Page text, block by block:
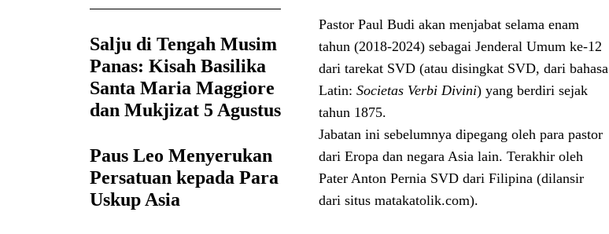
Salju di Tengah Musim
Panas: Kisah Basilika
Santa Maria Maggiore
dan Mukjizat 5 Agustus
Paus Leo Menyerukan
Persatuan kepada Para
Uskup Asia
Pastor Paul Budi akan menjabat selama enam
tahun (2018-2024) sebagai Jenderal Umum ke-12
dari tarekat SVD (atau disingkat SVD, dari bahasa
Latin: Societas Verbi Divini) yang berdiri sejak
tahun 1875.
Jabatan ini sebelumnya dipegang oleh para pastor
dari Eropa dan negara Asia lain. Terakhir oleh
Pater Anton Pernia SVD dari Filipina (dilansir
dari situs matakatolik.com).